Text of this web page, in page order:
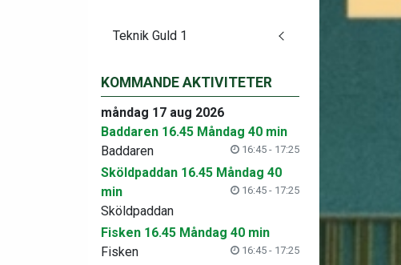
Teknik Guld 1
KOMMANDE AKTIVITETER
måndag 17 aug 2026
Baddaren 16.45 Måndag 40 min
16:45 - 17:25
Baddaren
Sköldpaddan 16.45 Måndag 40
min
16:45 - 17:25
Sköldpaddan
Fisken 16.45 Måndag 40 min
16:45 - 17:25
Fisken